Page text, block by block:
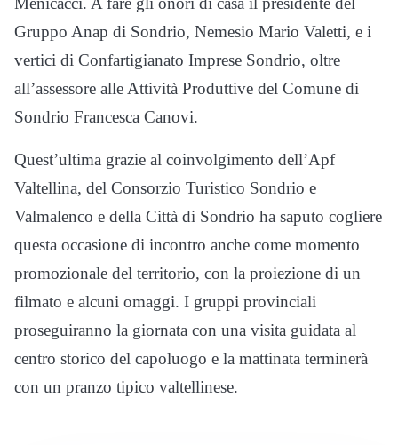
Gruppo Anap di Sondrio, Nemesio Mario Valetti, e i
vertici di Confartigianato Imprese Sondrio, oltre
all’assessore alle Attività Produttive del Comune di
Sondrio Francesca Canovi.
Quest’ultima grazie al coinvolgimento dell’Apf
Valtellina, del Consorzio Turistico Sondrio e
Valmalenco e della Città di Sondrio ha saputo cogliere
questa occasione di incontro anche come momento
promozionale del territorio, con la proiezione di un
filmato e alcuni omaggi. I gruppi provinciali
proseguiranno la giornata con una visita guidata al
centro storico del capoluogo e la mattinata terminerà
con un pranzo tipico valtellinese.